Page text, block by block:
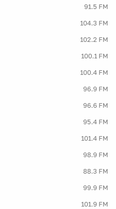
91.5 FM
104.3 FM
102.2 FM
100.1 FM
100.4 FM
96.9 FM
96.6 FM
95.4 FM
101.4 FM
98.9 FM
88.3 FM
99.9 FM
101.9 FM